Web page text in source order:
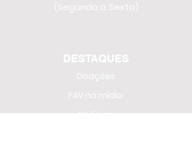
(Segunda a Sexta)
DESTAQUES
Doações
FAV na mídia
Notícias